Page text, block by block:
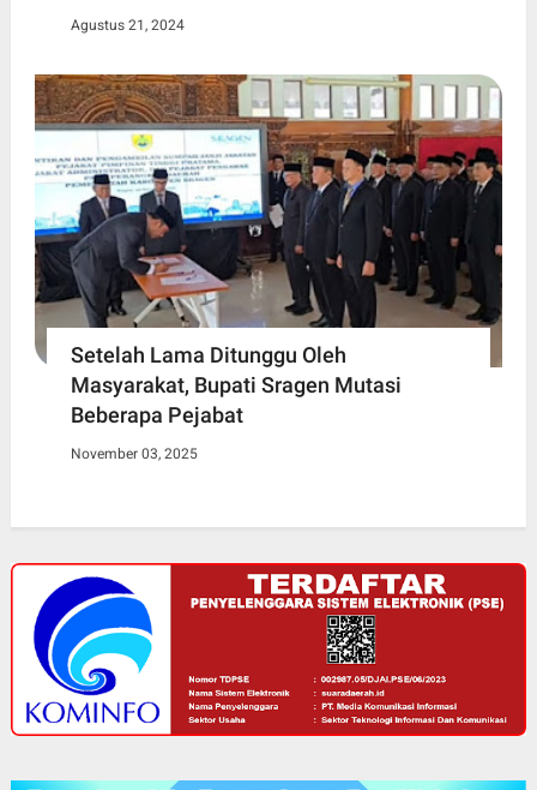
Agustus 21, 2024
Setelah Lama Ditunggu Oleh
Masyarakat, Bupati Sragen Mutasi
Beberapa Pejabat
November 03, 2025